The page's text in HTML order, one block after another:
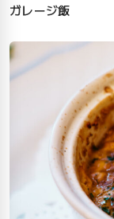
ガレージ飯